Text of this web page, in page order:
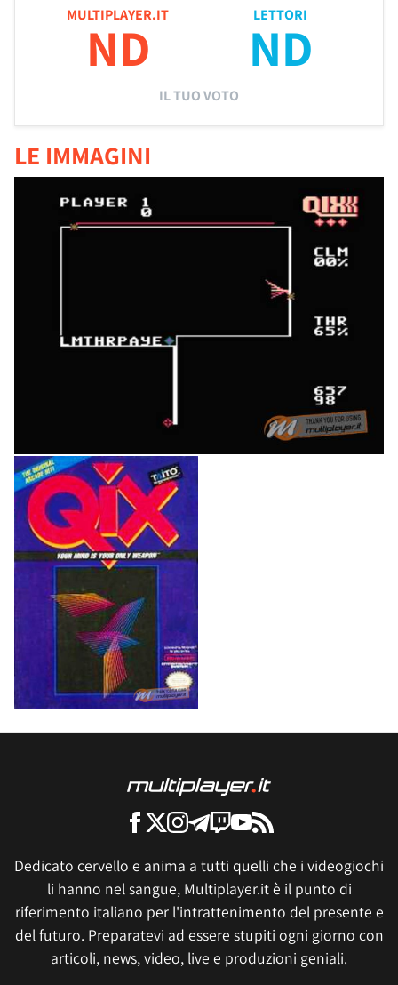
MULTIPLAYER.IT
ND
LETTORI
ND
IL TUO VOTO
LE IMMAGINI
Dedicato cervello e anima a tutti quelli che i videogiochi
li hanno nel sangue, Multiplayer.it è il punto di
riferimento italiano per l'intrattenimento del presente e
del futuro. Preparatevi ad essere stupiti ogni giorno con
articoli, news, video, live e produzioni geniali.